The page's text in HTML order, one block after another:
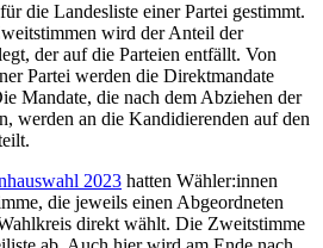
die Landesliste einer Partei gestimmt.
wird der Anteil der
der auf die Parteien entfällt. Von
Partei werden die Direktmandate
Mandate, die nach dem Abziehen der
werden an die Kandidierenden auf den
2023 hatten Wähler:innen
die jeweils einen Abgeordneten
direkt wählt. Die Zweitstimme